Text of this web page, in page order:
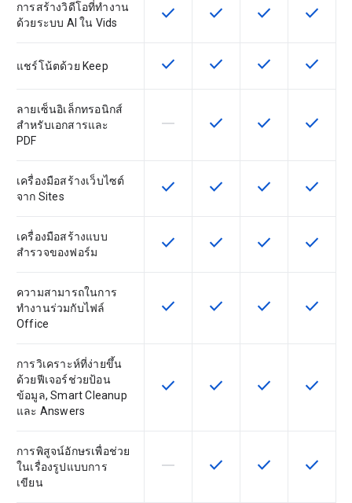
การสร้างวิดีโอที่ทำงาน
ด้วยระบบ AI ใน Vids
ฟีเจอร์นี้ใช้ได้กับ SKU
check ฟีเจอร์นี้ใช้ได้กับ SKU
check ฟีเจอร์นี้ใช้ได้กับ
check ฟีเจอร์นี้
check
แชร์โน้ตด้วย Keep ฟีเจอร์นี้ใช้ได้กับ SKU
check ฟีเจอร์นี้ใช้ได้กับ SKU
check ฟีเจอร์นี้ใช้ได้กับ
check ฟีเจอร์นี้
check
ลายเซ็นอิเล็กทรอนิกส์
สำหรับเอกสารและ
PDF
ฟีเจอร์นี้ใช้ไม่ได้กับ SKU นี้
horizontal_rule ฟีเจอร์นี้ใช้ได้กับ SKU
check ฟีเจอร์นี้ใช้ได้กับ
check ฟีเจอร์นี้
check
เครื่องมือสร้างเว็บไซต์
จาก Sites
ฟีเจอร์นี้ใช้ได้กับ SKU
check ฟีเจอร์นี้ใช้ได้กับ SKU
check ฟีเจอร์นี้ใช้ได้กับ
check ฟีเจอร์นี้
check
เครื่องมือสร้างแบบ
สำรวจของฟอร์ม
ฟีเจอร์นี้ใช้ได้กับ SKU
check ฟีเจอร์นี้ใช้ได้กับ SKU
check ฟีเจอร์นี้ใช้ได้กับ
check ฟีเจอร์นี้
check
ความสามารถในการ
ทำงานร่วมกับไฟล์
Office
ฟีเจอร์นี้ใช้ได้กับ SKU
check ฟีเจอร์นี้ใช้ได้กับ SKU
check ฟีเจอร์นี้ใช้ได้กับ
check ฟีเจอร์นี้
check
การวิเคราะห์ที่ง่ายขึ้น
ด้วยฟีเจอร์ช่วยป้อน
ข้อมูล, Smart Cleanup
และ Answers
ฟีเจอร์นี้ใช้ได้กับ SKU
check ฟีเจอร์นี้ใช้ได้กับ SKU
check ฟีเจอร์นี้ใช้ได้กับ
check ฟีเจอร์นี้
check
การพิสูจน์อักษรเพื่อช่วย
ในเรื่องรูปแบบการ
เขียน
ฟีเจอร์นี้ใช้ไม่ได้กับ SKU นี้
horizontal_rule ฟีเจอร์นี้ใช้ได้กับ SKU
check ฟีเจอร์นี้ใช้ได้กับ
check ฟีเจอร์นี้
check